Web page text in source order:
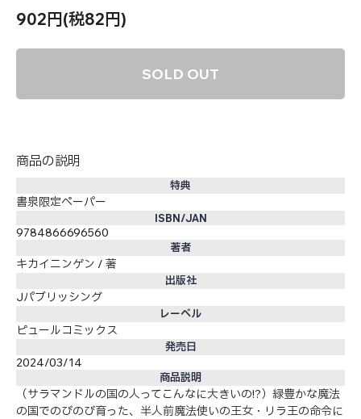
902円(税82円)
SOLD OUT
商品の説明
特典
書泉限定ペーパー
ISBN/JAN
9784866696560
著者
キカイニンゲン / 著
出版社
Jパブリッシング
レーベル
ピュールコミックス
発売日
2024/03/14
商品説明
（サラマンドルの国の人ってこんなに大きいの!?）緑豊かな魔法
の国でのびのび育った、半人前魔法使いの王女・リラ王の命令に